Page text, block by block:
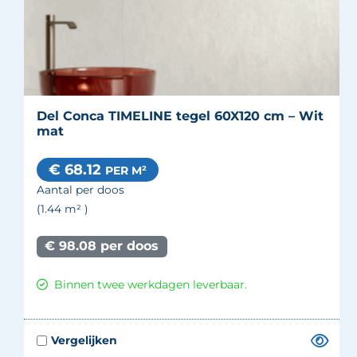
Del Conca TIMELINE tegel 60X120 cm – Wit
mat
€ 68.12 PER M²
Aantal per doos
(1.44 m² )
€ 98.08 per doos
Binnen twee werkdagen leverbaar.